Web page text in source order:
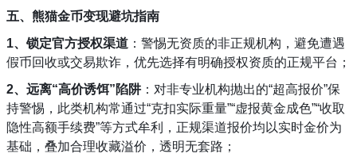
五、熊猫金币变现避坑指南
1、锁定官方授权渠道 ：警惕无资质的非正规机构，避免遭遇
假币回收或交易欺诈，优先选择有明确授权资质的正规平台；
2、远离“高价诱饵”陷阱：对非专业机构抛出的“超高报价”保
持警惕，此类机构常通过“克扣实际重量”“虚报黄金成色”“收取
隐性高额手续费”等方式牟利，正规渠道报价均以实时金价为
基础，叠加合理收藏溢价，透明无套路；